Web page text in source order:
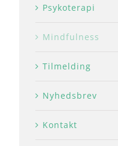
Psykoterapi
Mindfulness
Tilmelding
Nyhedsbrev
Kontakt